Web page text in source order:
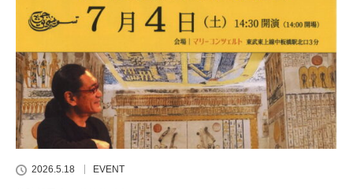
2026.5.18 EVENT